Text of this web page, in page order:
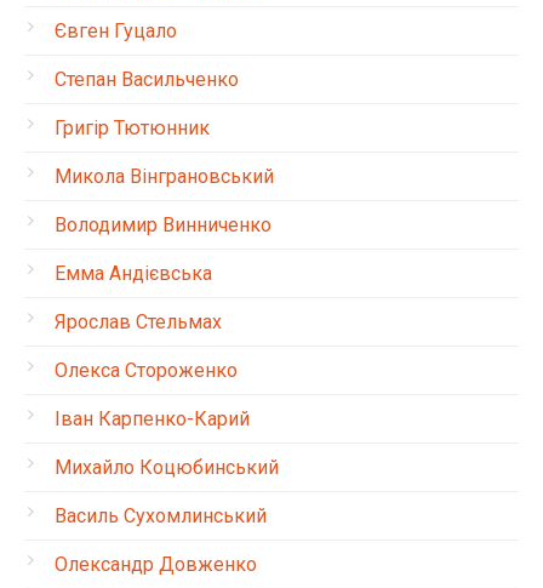
Євген Гуцало
Степан Васильченко
Григір Тютюнник
Микола Вінграновський
Володимир Винниченко
Емма Андієвська
Ярослав Стельмах
Олекса Стороженко
Іван Карпенко-Карий
Михайло Коцюбинський
Василь Сухомлинський
Олександр Довженко